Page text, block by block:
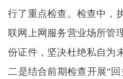
行了重点检查。检查中，
联网上网服务营业场所管
份证件，坚决杜绝私自为
二是结合前期检查开展“